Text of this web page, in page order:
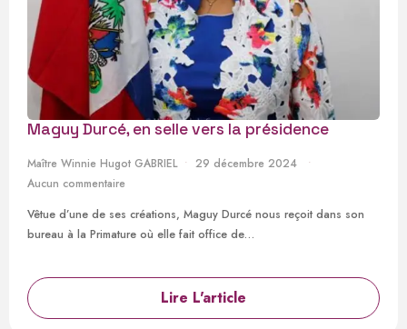
Maguy Durcé, en selle vers la présidence
Maître Winnie Hugot GABRIEL
29 décembre 2024
Aucun commentaire
Vêtue d’une de ses créations, Maguy Durcé nous reçoit dans son
bureau à la Primature où elle fait office de…
Lire L'article